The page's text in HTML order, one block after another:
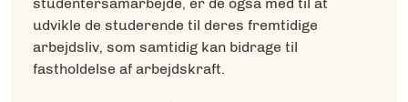
udvikle de studerende til deres fremtidige
arbejdsliv, som samtidig kan bidrage til
fastholdelse af arbejdskraft.